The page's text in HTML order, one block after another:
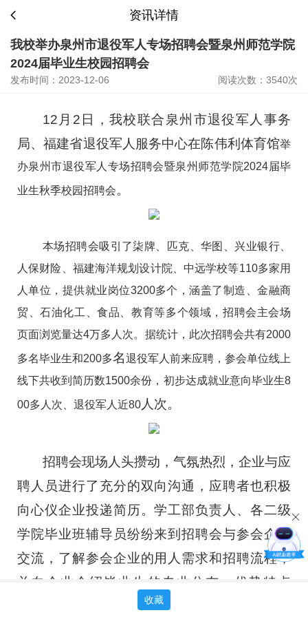
资讯详情
我校举办泉州市退役军人专场招聘会暨泉州师范学院
2024届毕业生校园招聘会
发布时间：2023-12-06 阅读次数：3540次
12月2日，我校联合泉州市退役军人事务
局、福建省退役军人服务中心在陈伟利体育馆举
办泉州市退役军人专场招聘会暨泉州师范学院2024届毕
业生秋季校园招聘会。
本场招聘会吸引了柒牌、匹克、华图、兴业银行、
人保财险、福建海洋规划设计院、中远学校等110多家用
人单位，提供就业岗位3200多个，涵盖了制造、金融商
贸、石油化工、食品、教育等多个领域，招聘会主会场
页面浏览量达4万多人次。据统计，此次招聘会共有2000
多名毕业生和200多名退役军人前来应聘，参会单位线上
线下共收到简历数1500余份，初步达成就业意向毕业生8
00多人次、退役军人 近80 人次。
招聘会现场人头攒动，气氛热烈，企业与应
聘人员进行了充分的双向沟通， 应聘者也积极
向心仪企业投递简历。学工部负责人、各二级
学院毕业班辅导员纷纷来到招聘会与参会企业
交流， 了解参会企业的用人需求和招聘流程，
并向企业介绍毕业生的专业分布、优势特点
并与到场毕业生交谈，了解应聘情况，帮
收藏